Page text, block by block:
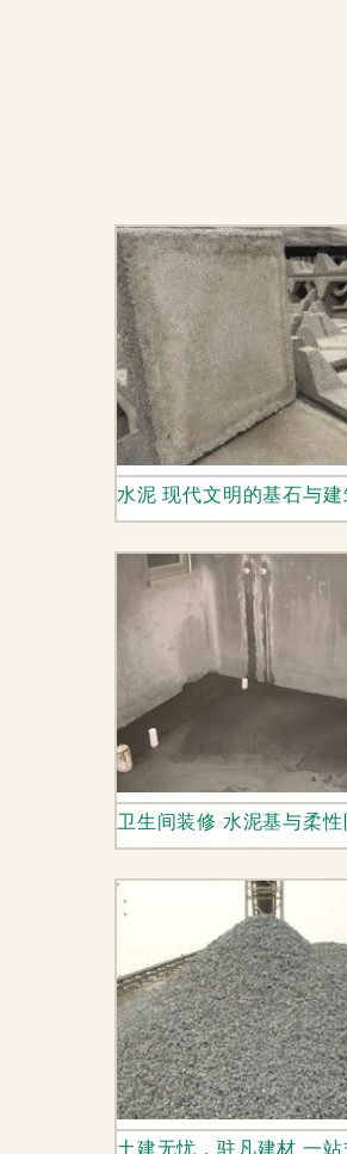
水泥 现代文明的基石与建
卫生间装修 水泥基与柔
土建无忧，驻凡建材 一